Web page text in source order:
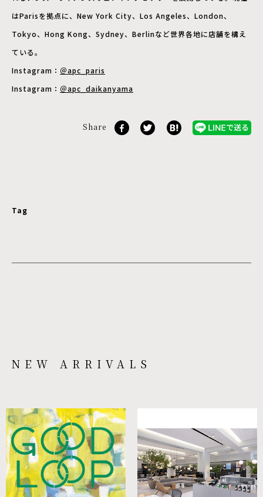
はParisを拠点に、New York City、Los Angeles、London、
Tokyo、Hong Kong、Sydney、Berlinなど世界各地に店舗を構え
ている。
Instagram： ＠apc_paris
Instagram： ＠apc_daikanyama
Share
Tag
NEW ARRIVALS